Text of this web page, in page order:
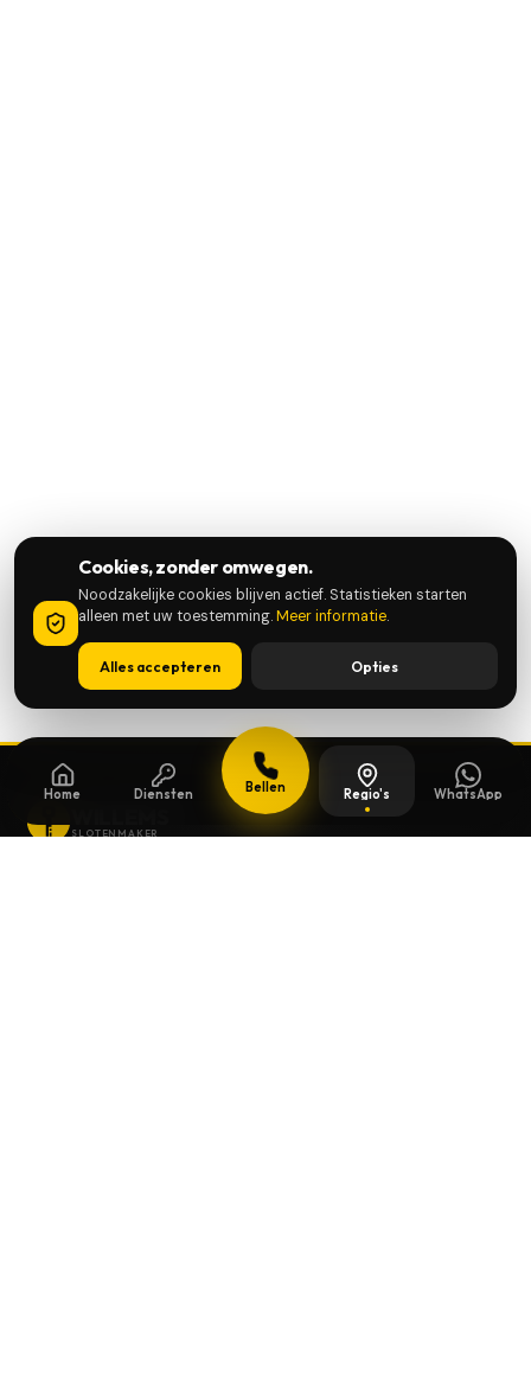
Home Diensten Bellen Regio's WhatsApp
SLOTENMAKER
Cookies, zonder omwegen.
Noodzakelijke cookies blijven actief. Statistieken starten
alleen met uw toestemming.Meer informatie.
Alles accepteren Opties